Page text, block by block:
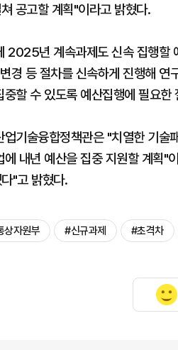
공고할 계획"이라고 밝혔다.
2025년 계속과제도 신속 집행할
경 등 절차를 신속하게 진행해 연
중할 수 있도록 예산집행에 필요
업기술융합정책관은 "치열한 기술
에 내년 예산을 집중 지원할 계획"
"고 밝혔다.
상자원부 #신규과제 #초격차